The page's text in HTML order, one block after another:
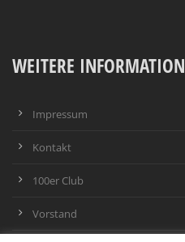
WEITERE INFORMATION
Impressum
Kontakt
100er Club
Vorstand